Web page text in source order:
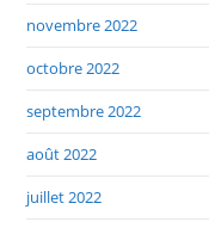
novembre 2022
octobre 2022
septembre 2022
août 2022
juillet 2022